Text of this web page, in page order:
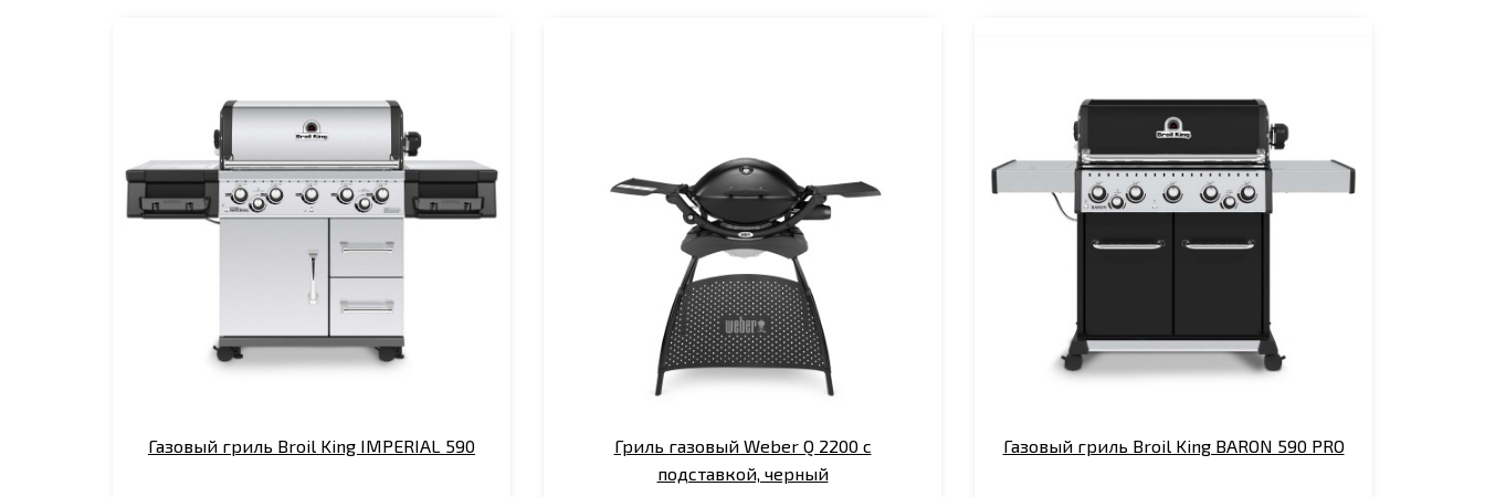
Газовый гриль Broil King IMPERIAL 590
Гриль газовый Weber Q 2200 с
подставкой, черный
Газовый гриль Broil King BARON 590 PRO